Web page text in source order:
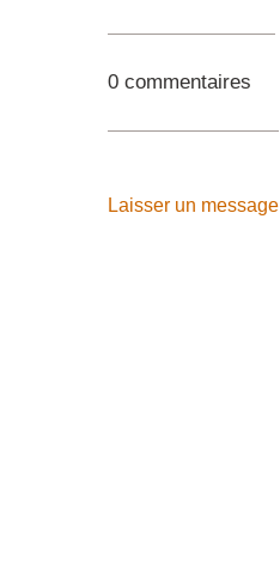
0 commentaires
Laisser un message